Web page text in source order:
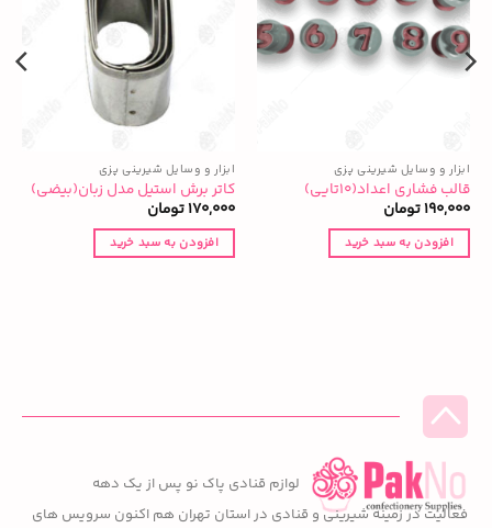
ابزار و وسایل شیرینی پزی
قالب فشاری اعداد(۱۰تایی)
190,000تومان
افزودن به سبد خرید
ابزار و وسایل شیرینی پزی
کاتر برش استیل مدل زبان(بیضی)
170,000تومان
افزودن به سبد خرید
لوازم قنادی پاک نو پس از یک دهه
فعالیت در زمینه شیرینی و قنادی در استان تهران هم اکنون سرویس های